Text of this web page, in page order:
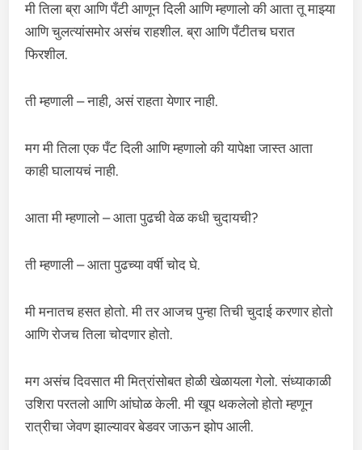
मी तिला ब्रा आणि पँटी आणून दिली आणि म्हणालो की आता तू माझ्या
आणि चुलत्यांसमोर असंच राहशील. ब्रा आणि पँटीतच घरात
फिरशील.
ती म्हणाली – नाही, असं राहता येणार नाही.
मग मी तिला एक पँट दिली आणि म्हणालो की यापेक्षा जास्त आता
काही घालायचं नाही.
आता मी म्हणालो – आता पुढची वेळ कधी चुदायची?
ती म्हणाली – आता पुढच्या वर्षी चोद घे.
मी मनातच हसत होतो. मी तर आजच पुन्हा तिची चुदाई करणार होतो
आणि रोजच तिला चोदणार होतो.
मग असंच दिवसात मी मित्रांसोबत होळी खेळायला गेलो. संध्याकाळी
उशिरा परतलो आणि आंघोळ केली. मी खूप थकलेलो होतो म्हणून
रात्रीचा जेवण झाल्यावर बेडवर जाऊन झोप आली.